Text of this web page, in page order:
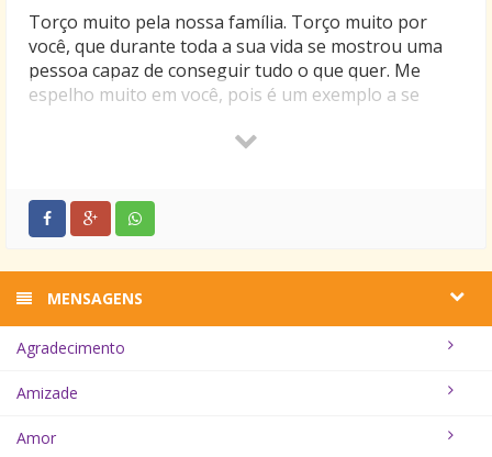
Torço muito pela nossa família. Torço muito por
você, que durante toda a sua vida se mostrou uma
pessoa capaz de conseguir tudo o que quer. Me
espelho muito em você, pois é um exemplo a se
Hoje, depois dos momentos que passamos juntos,
quem posso me apoiar sempre que estiver
necessitando de amor e compreensão.
momento em que trespassam a sua barreira de
amor, enfraquecem, me poupando do mal. Só uma
palavra pode exprimir exatamente o quanto estou
grato. Obrigado! Te amo muito!
MENSAGENS
Agradecimento
Amizade
Amor